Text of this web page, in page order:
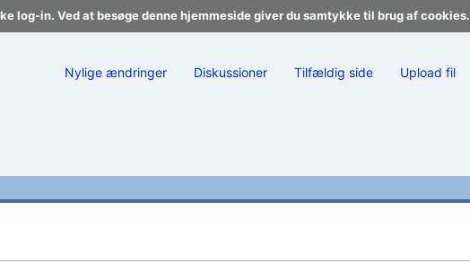
log-in. Ved at besøge denne hjemmeside giver du samtykke til brug af cookies.
Nylige ændringer Diskussioner Tilfældig side Upload fil